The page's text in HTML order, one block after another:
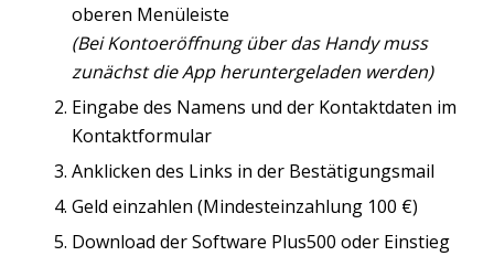
oberen Menüleiste
(Bei Kontoeröffnung über das Handy muss
zunächst die App heruntergeladen werden)
Eingabe des Namens und der Kontaktdaten im
Kontaktformular
Anklicken des Links in der Bestätigungsmail
Geld einzahlen (Mindesteinzahlung 100 €)
Download der Software Plus500 oder Einstieg